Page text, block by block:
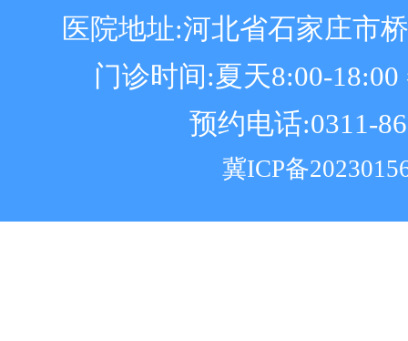
医院地址:河北省石家庄市
门诊时间:夏天8:00-18:00
预约电话:0311-
冀ICP备